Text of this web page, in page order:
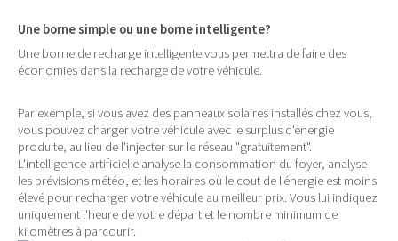
Une borne simple ou une borne intelligente?
Une borne de recharge intelligente vous permettra de faire des
économies dans la recharge de votre véhicule.
Par exemple, si vous avez des panneaux solaires installés chez vous,
vous pouvez charger votre véhicule avec le surplus d'énergie
produite, au lieu de l'injecter sur le réseau "gratuitement".
L'intelligence artificielle analyse la consommation du foyer, analyse
les prévisions météo, et les horaires où le cout de l'énergie est moins
élevé pour recharger votre véhicule au meilleur prix. Vous lui indiquez
uniquement l'heure de votre départ et le nombre minimum de
kilomètres à parcourir.